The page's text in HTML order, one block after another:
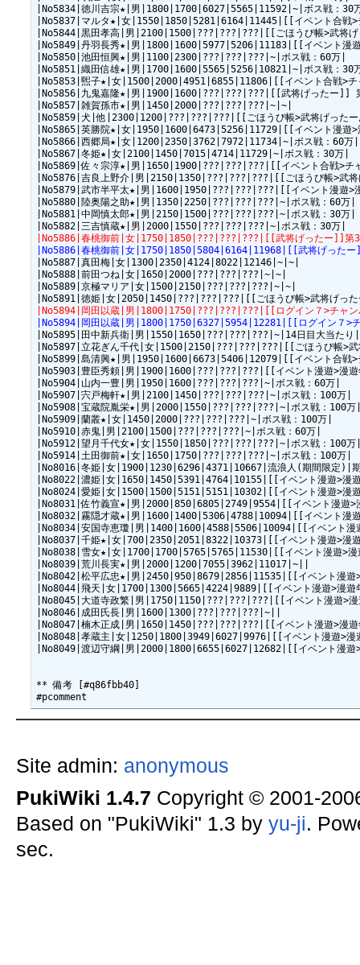
|No5886|春桃御前|女|1750|1850|???|???|???|[[武将げったー]]第
|No5886|春桃御前|女|1750|1850|5804|6164|11968|[[武将げったー
|No5887|真田梅|女|1300|2350|4124|8022|12146|~|~|
|No5888|前田つね|女|1650|2000|???|???|???|~|~|
|No5889|京極マリア|女|1500|2150|???|???|???|~|~|
|No5894|岡田以蔵|男|1800|1750|???|???|???|[[ログイン７>チャ
|No5894|岡田以蔵|男|1800|1750|6327|5954|12281|[[ログイン７
|No5895|田中新兵衛|男|1550|1650|???|???|???|~|14日目大当たり|
|No5897|立花ぎん千代|女|1500|2150|???|???|???|[[ごほうび帳>
|No5899|島清興★|男|1950|1600|6673|5406|12079|[[イベント合戦
|No5903|豊臣秀頼|男|1900|1600|???|???|???|[[イベント漫遊>漫
|No5904|山内一豊|男|1950|1600|???|???|???|~|ボス戦：60万|
|No5907|宍戸梅軒★|男|2100|1450|???|???|???|~|ボス戦：100万|
|No5908|宝蔵院胤栄★|男|2000|1550|???|???|???|~|ボス戦：100
|No5909|蘭叢★|女|1450|2000|???|???|???|~|ボス戦：100万|
|No5910|赤鬼|男|2100|1500|???|???|???|~|ボス戦：60万|
|No5912|望月千代女★|女|1550|1850|???|???|???|~|ボス戦：100
|No5914|土田御前★|女|1650|1750|???|???|???|~|ボス戦：100万|
|No8016|冬姫|女|1900|1230|6296|4371|10667|流浪人(期間限定
|No8022|濃姫|女|1650|1450|5391|4764|10155|[[イベント漫遊>
|No8024|愛姫|女|1500|1500|5151|5151|10302|[[イベント漫遊>
|No8031|佐竹義宣★|男|2000|850|6805|2749|9554|[[イベント漫遊
|No8032|霧隠才蔵★|男|1600|1400|5306|4788|10094|[[イベント漫
|No8034|安国寺恵瓊|男|1400|1600|4588|5506|10094|[[イベント
|No8037|千姫★|女|700|2350|2051|8322|10373|[[イベント漫遊>漫
|No8038|雪女★|女|1700|1700|5765|5765|11530|[[イベント漫遊>
|No8039|荒川長実★|男|2000|1200|7055|3962|11017|~||
|No8042|松平広忠★|男|2450|950|8679|2856|11535|[[イベント漫
|No8044|飛天|女|1700|1300|5665|4224|9889|[[イベント漫遊>漫
|No8045|大道寺政繁|男|1750|1150|???|???|???|[[イベント漫遊>
|No8046|成田氏長|男|1600|1300|???|???|???|~||
|No8047|楠木正成|男|1650|1450|???|???|???|[[イベント漫遊>漫
|No8048|孝蔵主|女|1250|1800|3949|6027|9976|[[イベント漫遊>
|No8049|渡辺守綱|男|2000|1800|6655|6027|12682|[[イベント漫
** 備考 [#q86fbb40]
Site admin: anonymous
PukiWiki 1.4.7 Copyright © 2001-
Based on "PukiWiki" 1.3 by yu-ji.
sec.